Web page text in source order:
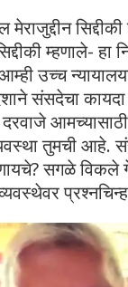
सिद्दीकी
म्हणाले- हा
आम्ही उच्च
संसदेचा
दरवाजे
तुमची आहे.
सगळे